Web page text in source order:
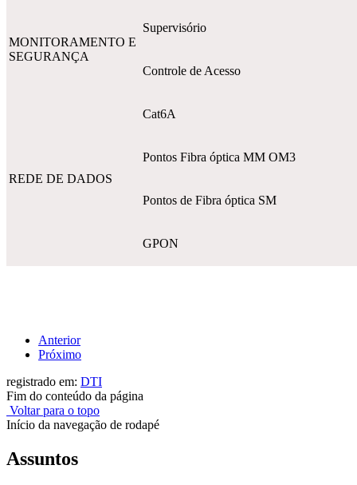
MONITORAMENTO E
SEGURANÇA
Supervisório
Controle de Acesso
REDE DE DADOS
Cat6A
Pontos Fibra óptica MM OM3
Pontos de Fibra óptica SM
GPON
Anterior
Próximo
registrado em: DTI
Fim do conteúdo da página
Voltar para o topo
Início da navegação de rodapé
Assuntos